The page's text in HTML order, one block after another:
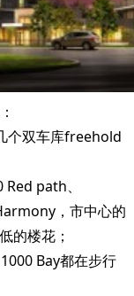
个双车库freehold
path、
，市中心的
的楼花；
Bay都在步行